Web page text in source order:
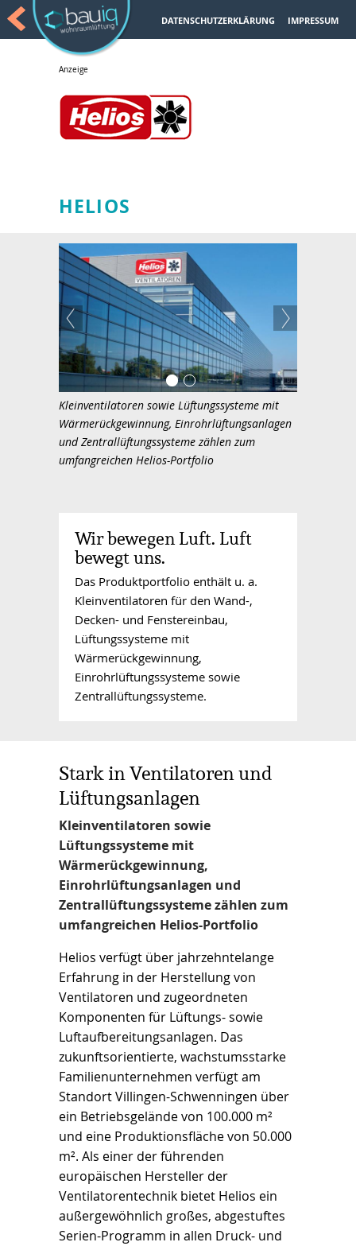
DATENSCHUTZERKLÄRUNG IMPRESSUM
HELIOS
Kleinventilatoren sowie Lüftungssysteme mit
Wärmerückgewinnung, Einrohrlüftungsanlagen
und Zentrallüftungssysteme zählen zum
umfangreichen Helios-Portfolio
Wir bewegen Luft. Luft
bewegt uns.
Das Produktportfolio enthält u. a.
Kleinventilatoren für den Wand-,
Decken- und Fenstereinbau,
Lüftungssysteme mit
Wärmerückgewinnung,
Einrohrlüftungssysteme sowie
Zentrallüftungssysteme.
Stark in Ventilatoren und
Lüftungsanlagen
Kleinventilatoren sowie
Lüftungssysteme mit
Wärmerückgewinnung,
Einrohrlüftungsanlagen und
Zentrallüftungssysteme zählen zum
umfangreichen Helios-Portfolio
Helios verfügt über jahrzehntelange
Erfahrung in der Herstellung von
Ventilatoren und zugeordneten
Komponenten für Lüftungs- sowie
Luftaufbereitungsanlagen. Das
zukunftsorientierte, wachstumsstarke
Familienunternehmen verfügt am
Standort Villingen-Schwenningen über
ein Betriebsgelände von 100.000 m²
und eine Produktionsfläche von 50.000
m². Als einer der führenden
europäischen Hersteller der
Ventilatorentechnik bietet Helios ein
außergewöhnlich großes, abgestuftes
Serien-Programm in allen Druck- und